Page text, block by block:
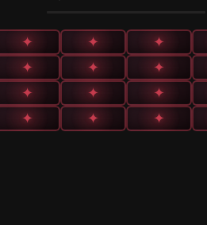
✦ ✦ ✦
✦ ✦ ✦
✦ ✦ ✦
✦
✦ ✦